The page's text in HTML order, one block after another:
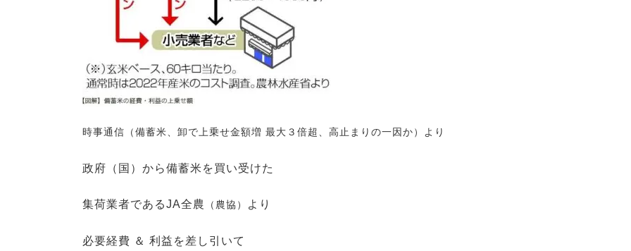
時事通信（備蓄米、卸で上乗せ金額増 最大３倍超、高止まりの一因か） より
政府（国）から備蓄米を買い受けた
集荷業者であるJA全農 （農協） より
必要経費 ＆ 利益を差し引いて